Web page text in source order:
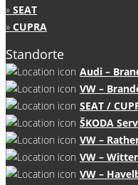
SEAT
CUPRA
Standorte
Audi –
VW –
SEAT /
ŠKODA
VW –
VW –
VW –